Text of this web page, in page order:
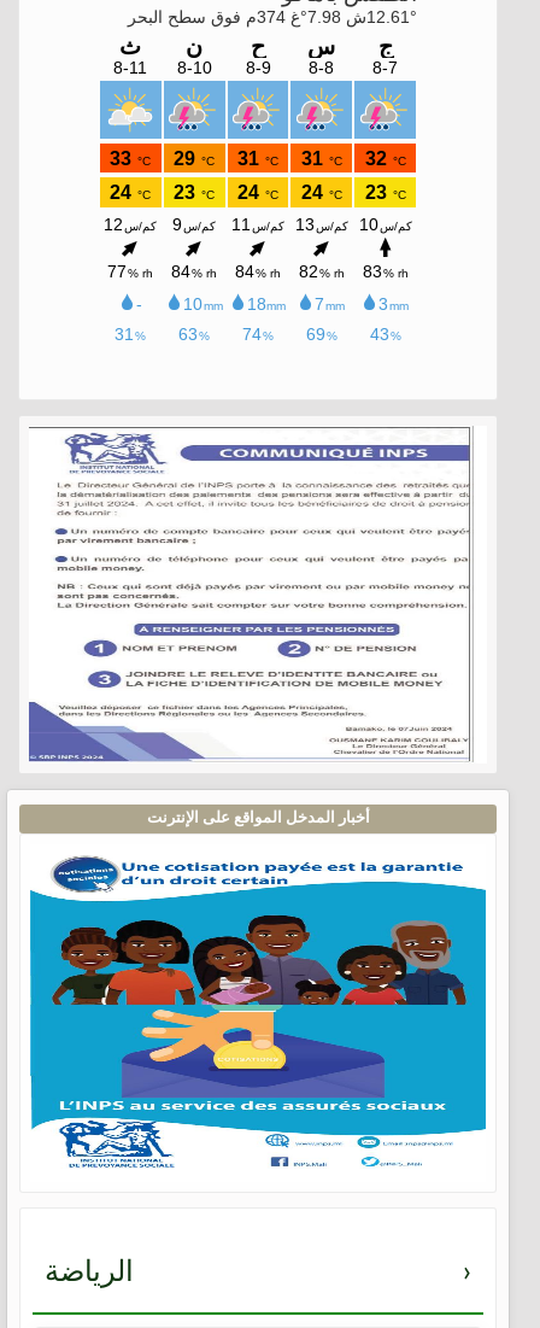
أخبار المدخل المواقع على الإنترنت
الرياضة ›